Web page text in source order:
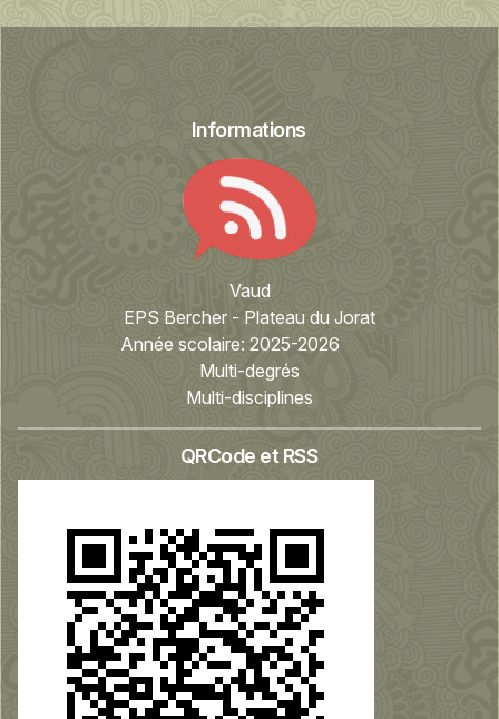
Informations
Vaud
EPS Bercher - Plateau du Jorat
Année scolaire: 2025-2026
Multi-degrés
Multi-disciplines
QRCode et RSS